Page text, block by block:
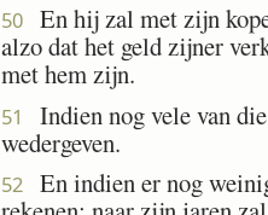
50
En hij zal met zijn
alzo dat het geld zijner
met hem zijn.
51
Indien nog vele van
wedergeven.
52
En indien er nog